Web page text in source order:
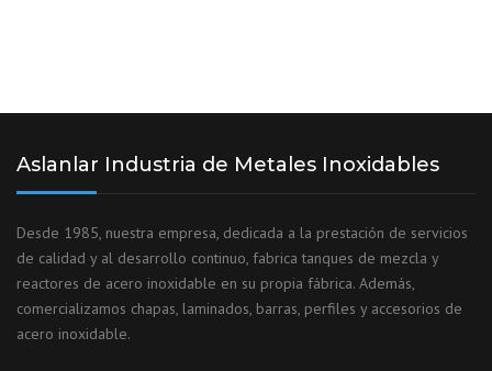
Aslanlar Industria de Metales Inoxidables
Desde 1985, nuestra empresa, dedicada a la prestación de servicios
de calidad y al desarrollo continuo, fabrica tanques de mezcla y
reactores de acero inoxidable en su propia fábrica. Además,
comercializamos chapas, laminados, barras, perfiles y accesorios de
acero inoxidable.